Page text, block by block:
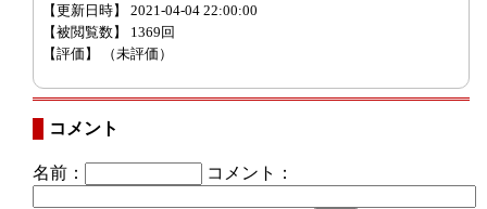
【更新日時】 2021-04-04 22:00:00
【被閲覧数】 1369回
【評価】
（未評価）
コメント
名前： コメント：